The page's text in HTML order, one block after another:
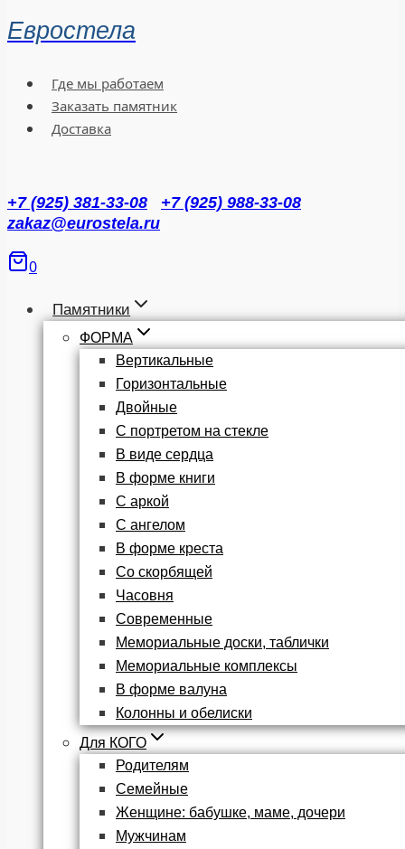
Евростела
Где мы работаем
Заказать памятник
Доставка
+7 (925) 381-33-08
+7 (925) 988-33-08
zakaz@eurostela.ru
0
Памятники
ФОРМА
Вертикальные
Горизонтальные
Двойные
С портретом на стекле
В виде сердца
В форме книги
С аркой
С ангелом
В форме креста
Со скорбящей
Часовня
Современные
Мемориальные доски, таблички
Мемориальные комплексы
В форме валуна
Колонны и обелиски
Для КОГО
Родителям
Семейные
Женщине: бабушке, маме, дочери
Мужчинам